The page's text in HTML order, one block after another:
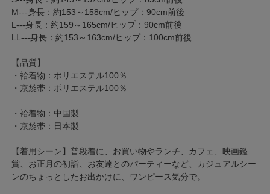
M---身長：約153～158cm/ヒップ：90cm前後
L---身長：約159～165cm/ヒップ：90cm前後
LL---身長：約153～163cm/ヒップ：100cm前後
【品質】
・袷着物：ポリエステル100％
・京袋帯：ポリエステル100％
・袷着物：中国製
・京袋帯：日本製
【着用シーン】普段着に、お買い物やランチ、カフェ、映画鑑
賞、お正月の初詣、お友達とのパーティーなど、カジュアルシー
ンのちょっとしたお出かけに、ワンピース気分で。